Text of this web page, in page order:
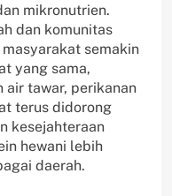
mikronutrien.
dan komunitas
semakin
yang sama,
air tawar, perikanan
terus didorong
kesejahteraan
hewani lebih
daerah.